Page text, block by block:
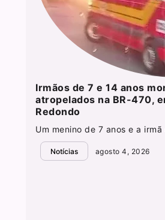
Irmãos de 7 e 14 anos
atropelados na BR-470,
Redondo
Um menino de 7 anos e a irmã
Notícias agosto 4, 2026